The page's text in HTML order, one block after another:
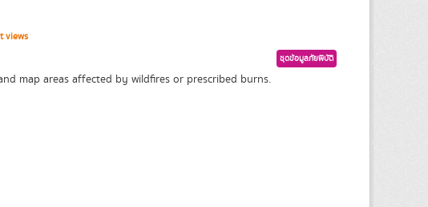
views
ชุดข้อมูลภัยพิบัติ
map areas affected by wildfires or prescribed burns.